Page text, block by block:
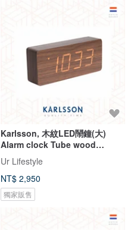
Karlsson, 木紋LED鬧鐘(大)
Alarm clock Tube wood
veneer dark
Ur Lifestyle
NT$ 2,950
獨家販售